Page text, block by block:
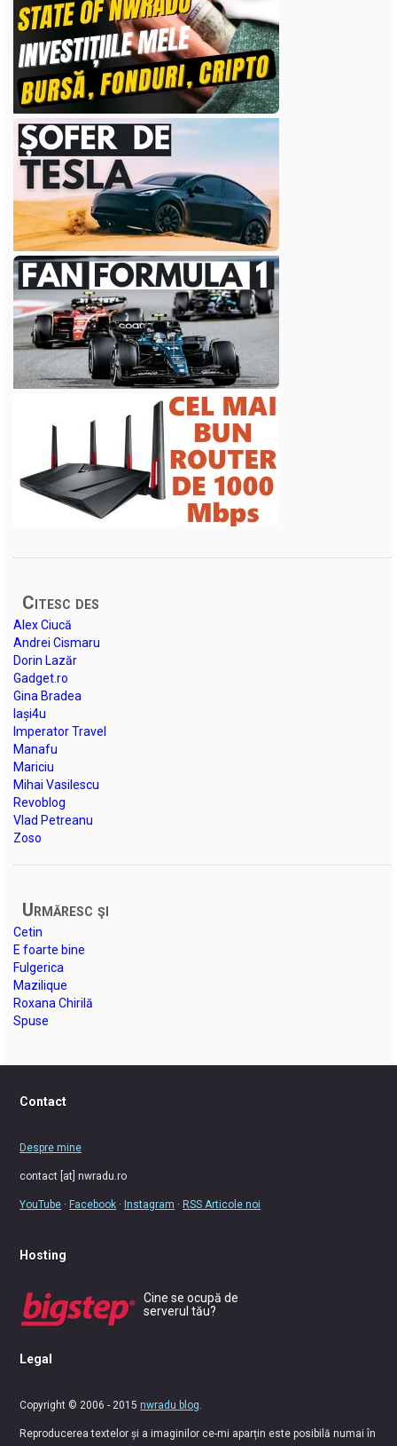
Citesc des
Alex Ciucă
Andrei Cismaru
Dorin Lazăr
Gadget.ro
Gina Bradea
Iași4u
Imperator Travel
Manafu
Mariciu
Mihai Vasilescu
Revoblog
Vlad Petreanu
Zoso
Urmăresc şi
Cetin
E foarte bine
Fulgerica
Mazilique
Roxana Chirilă
Spuse
Contact
Despre mine
contact [at] nwradu.ro
YouTube ·Facebook ·Instagram ·RSS Articole noi
Hosting
Cine se ocupă de
serverul tău?
Legal
Copyright © 2006 - 2015nwradu blog
Reproducerea textelor și a imaginilor ce-mi aparțin este posibilă numai în